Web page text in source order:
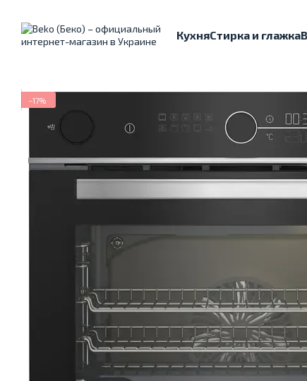
КухняСтирка и глажка
−17%